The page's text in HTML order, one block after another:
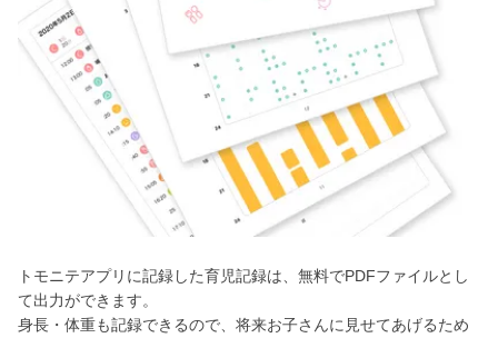
トモニテアプリに記録した育児記録は、無料でPDFファイルとし
て出力ができます。
身長・体重も記録できるので、将来お子さんに見せてあげるため